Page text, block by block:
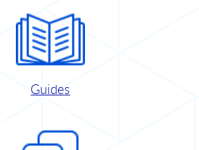
Guides